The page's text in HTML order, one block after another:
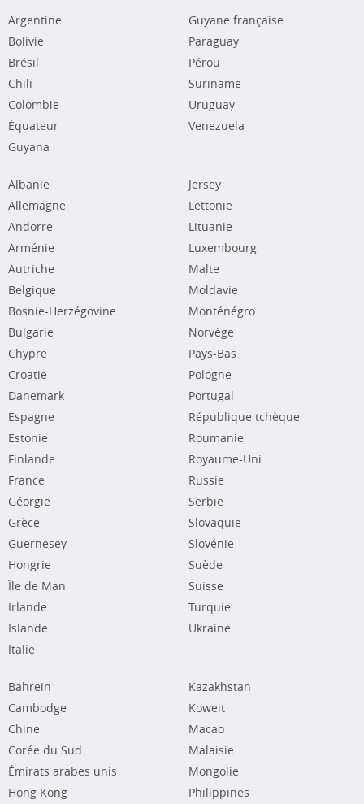
Argentine
Bolivie
Brésil
Chili
Colombie
Équateur
Guyana
Guyane française
Paraguay
Pérou
Suriname
Uruguay
Venezuela
Albanie
Allemagne
Andorre
Arménie
Autriche
Belgique
Bosnie-Herzégovine
Bulgarie
Chypre
Croatie
Danemark
Espagne
Estonie
Finlande
France
Géorgie
Grèce
Guernesey
Hongrie
Île de Man
Irlande
Islande
Italie
Jersey
Lettonie
Lituanie
Luxembourg
Malte
Moldavie
Monténégro
Norvège
Pays-Bas
Pologne
Portugal
République tchèque
Roumanie
Royaume-Uni
Russie
Serbie
Slovaquie
Slovénie
Suède
Suisse
Turquie
Ukraine
Bahrein
Cambodge
Chine
Corée du Sud
Émirats arabes unis
Hong Kong
Kazakhstan
Koweit
Macao
Malaisie
Mongolie
Philippines